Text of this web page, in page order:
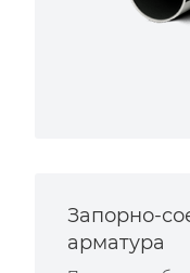
Запорно-
арматура